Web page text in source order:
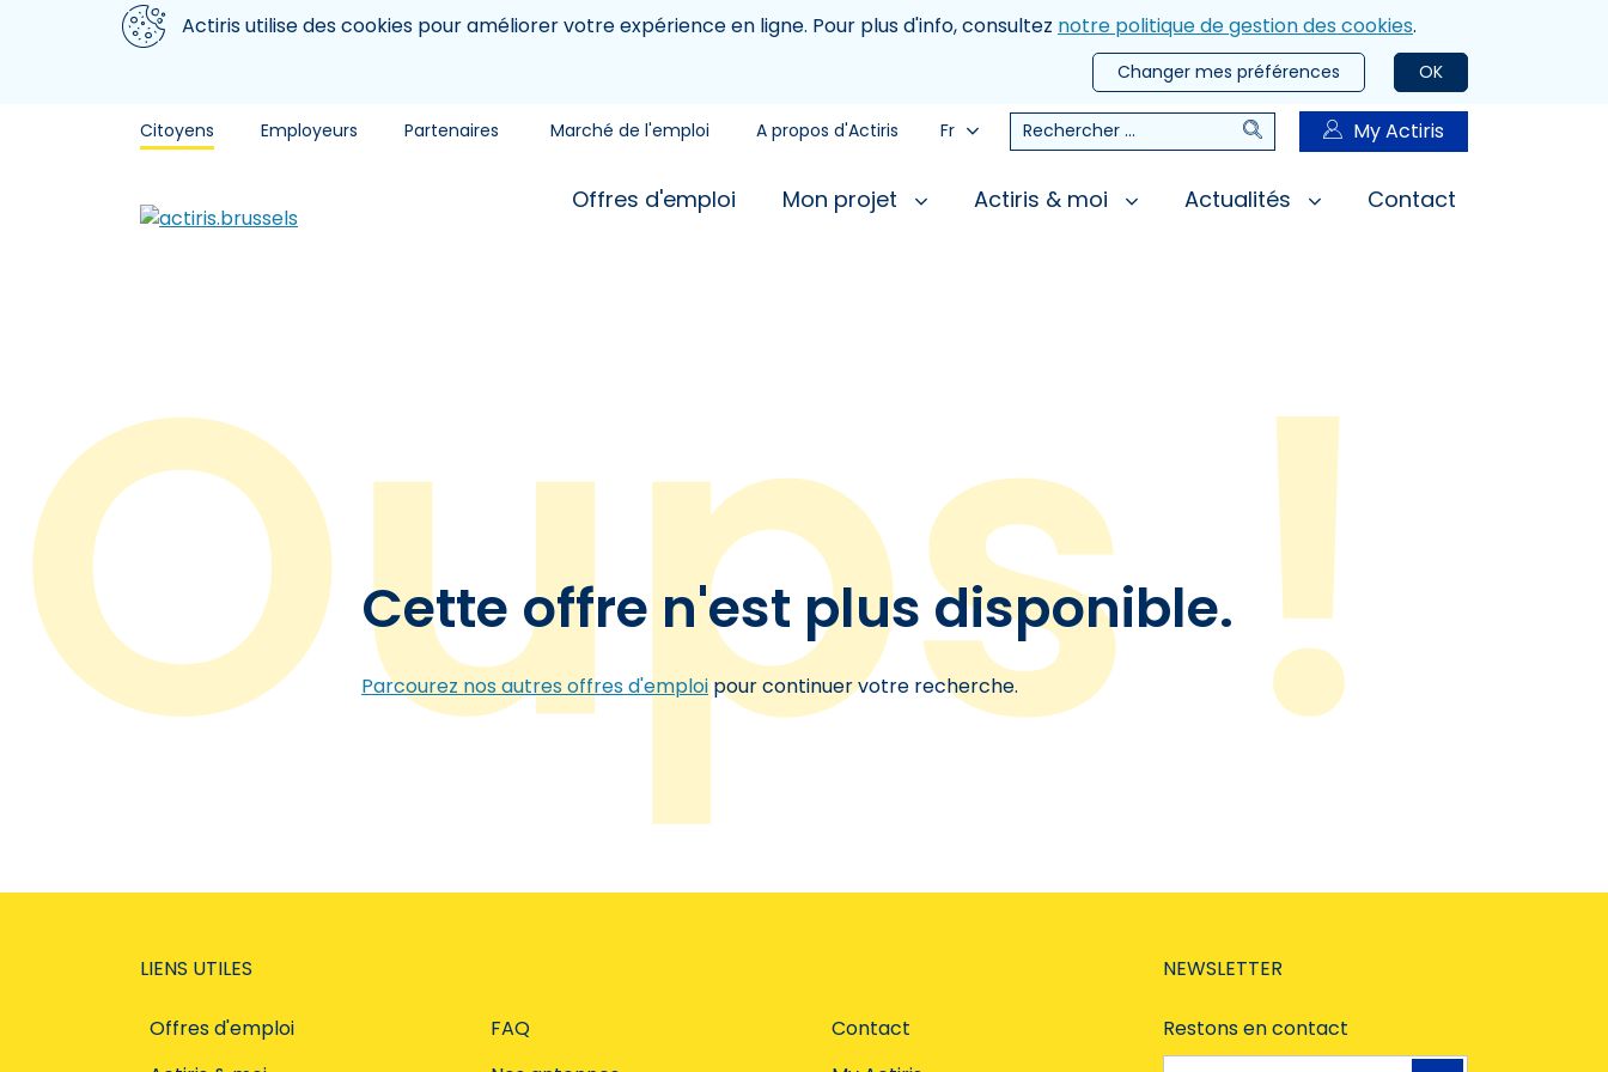
Aller au contenu principal
Nous utilisons des cookiesActiris utilise des cookies pour améliorer votre expérience en ligne. Pour plus d'info, consultez notre politique de gestion des cookies.
OK
Changer mes préférences
Citoyens Employeurs Partenaires Marché de l'emploi A propos d'Actiris Fr Rechercher RechercherMy Actiris
Offres d'emploi Mon projet Actiris & moi Actualités Contact
Cette offre n'est plus disponible.
Parcourez nos autres offres d'emploipour continuer votre recherche.
LIENS UTILES
Offres d'emploi
FAQ
Contact
NEWSLETTER
Restons en contact